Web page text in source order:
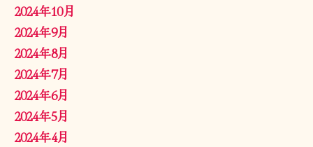
2024年10月
2024年9月
2024年8月
2024年7月
2024年6月
2024年5月
2024年4月